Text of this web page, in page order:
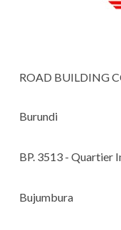
ROAD BUILDING
Burundi
BP. 3513 - Quartier
Bujumbura